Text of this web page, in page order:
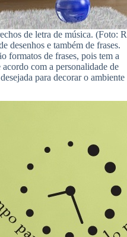
de letra de música. (Foto:
desenhos e também de frases.
formatos de frases, pois tem a
com a personalidade de
para decorar o ambiente